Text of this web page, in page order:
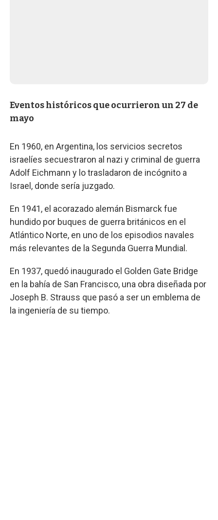
Eventos históricos que ocurrieron un 27 de
mayo
En 1960, en Argentina, los servicios secretos
israelíes secuestraron al nazi y criminal de guerra
Adolf Eichmann y lo trasladaron de incógnito a
Israel, donde sería juzgado.
En 1941, el acorazado alemán Bismarck fue
hundido por buques de guerra británicos en el
Atlántico Norte, en uno de los episodios navales
más relevantes de la Segunda Guerra Mundial.
En 1937, quedó inaugurado el Golden Gate Bridge
en la bahía de San Francisco, una obra diseñada por
Joseph B. Strauss que pasó a ser un emblema de
la ingeniería de su tiempo.